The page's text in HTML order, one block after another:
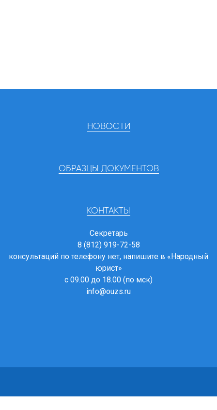
НОВОСТИ
ОБРАЗЦЫ ДОКУМЕНТОВ
КОНТАКТЫ
Секретарь
8 (812) 919-72-58
консультаций по телефону нет, напишите в «Народный
юрист»
с 09.00 до 18.00 (по мск)
info@ouzs.ru